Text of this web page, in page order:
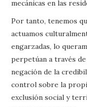
mecánicas en las
Por tanto, tenemos
actuamos
engarzadas, lo
perpetúan a través
negación de la
control sobre la
exclusión social y